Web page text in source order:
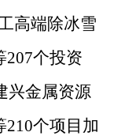
高端除冰雪
207个投资
兴金属资源
210个项目加